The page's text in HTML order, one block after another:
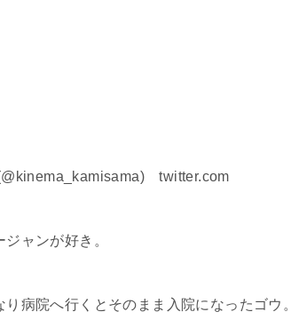
twitter.com
ャンが好き。
病院へ行くとそのまま入院になったゴウ。